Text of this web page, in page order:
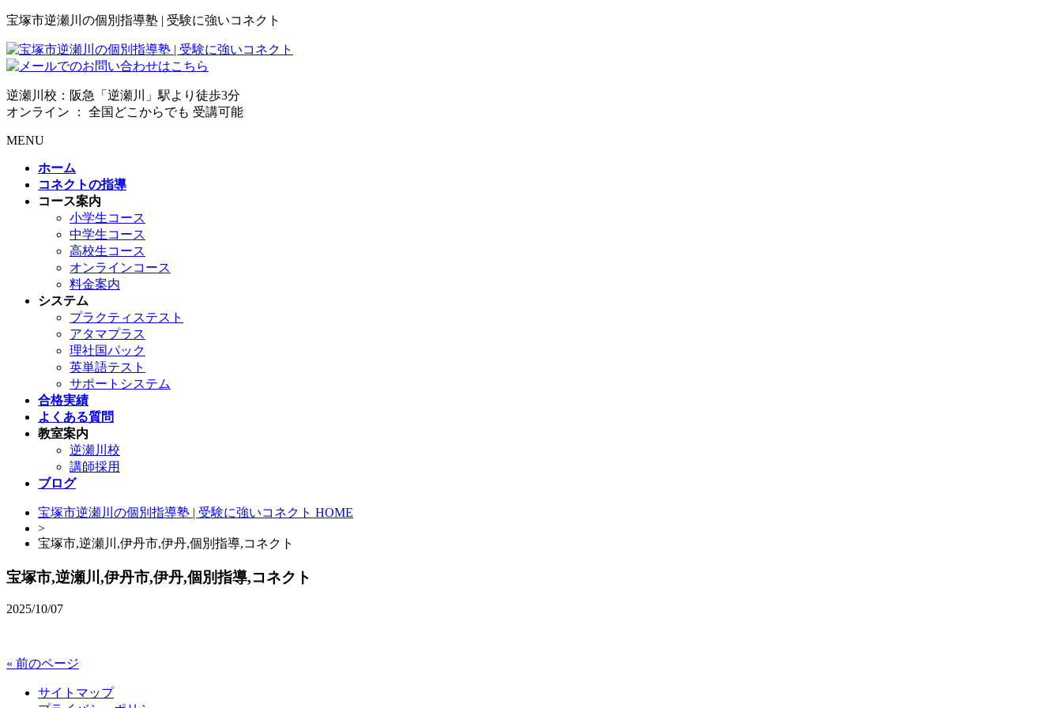
宝塚市逆瀬川の個別指導塾 | 受験に強いコネクト
逆瀬川校：阪急「逆瀬川」駅より徒歩3分
オンライン ： 全国どこからでも 受講可能
MENU
ホーム
コネクトの指導
コース案内
小学生コース
中学生コース
高校生コース
オンラインコース
料金案内
システム
プラクティステスト
アタマプラス
理社国パック
英単語テスト
サポートシステム
合格実績
よくある質問
教室案内
逆瀬川校
講師採用
ブログ
宝塚市逆瀬川の個別指導塾 | 受験に強いコネクト HOME
>
宝塚市,逆瀬川,伊丹市,伊丹,個別指導,コネクト
宝塚市,逆瀬川,伊丹市,伊丹,個別指導,コネクト
2025/10/07
« 前のページ
サイトマップ